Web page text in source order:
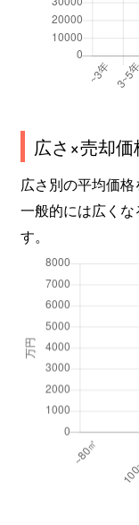
広さ×売却価
広さ別の平均価格
一般的には広く
す。